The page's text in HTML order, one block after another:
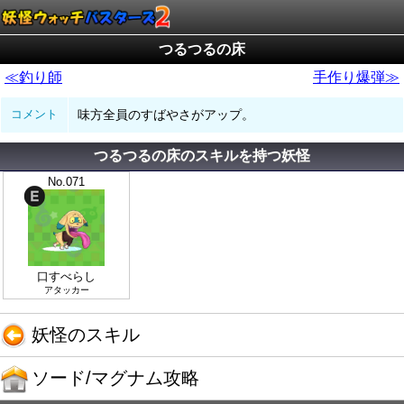
つるつるの床
≪釣り師
手作り爆弾≫
コメント 味方全員のすばやさがアップ。
つるつるの床のスキルを持つ妖怪
No.071
口すべらし
アタッカー
妖怪のスキル
ソード/マグナム攻略